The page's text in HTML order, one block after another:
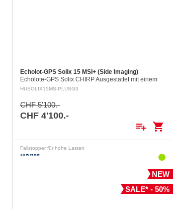
Echolot-GPS Solix 15 MSI+ (Side Imaging)
Echolote-GPS Solix CHIRP Ausgestattet mit einem
fast Dual Core CPU Zusätzlich zu den Funktionen
HUSOLIX15MSIPLUSG3
CHF 5'100.-
CHF 4'100.-
playlist_add shopping_cart
Fallstopper für hohe Lasten
NEW
SALE* - 50%